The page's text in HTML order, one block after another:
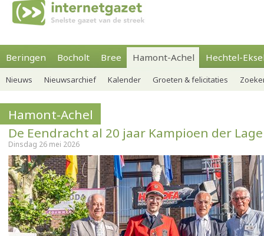
Beringen Bocholt Bree Hamont-Achel Hechtel-
Nieuws Nieuwsarchief Kalender Groeten & felicitaties
Hamont-Achel
De Eendracht al 20 jaar Kampioen der
Dinsdag 26 mei 2026